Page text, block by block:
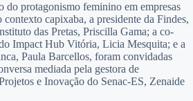
do protagonismo feminino em empresas
capixaba, a presidente da Findes,
das Pretas, Priscilla Gama; a co-
Impact Hub Vitória, Licia Mesquita; e a
Paula Barcellos, foram convidadas
mediada pela gestora de
e Inovação do Senac-ES, Zenaide